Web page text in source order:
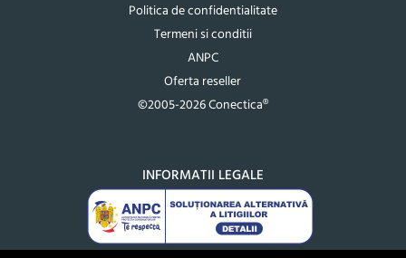
Politica de confidentialitate
Termeni si conditii
ANPC
Oferta reseller
©2005-2026 Conectica®
INFORMATII LEGALE